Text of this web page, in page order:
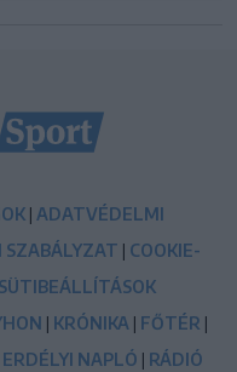
| ADATVÉDELMI
SZABÁLYZAT | COOKIE-
SÜTIBEÁLLÍTÁSOK
| KRÓNIKA | FŐTÉR |
ERDÉLYI NAPLÓ | RÁDIÓ